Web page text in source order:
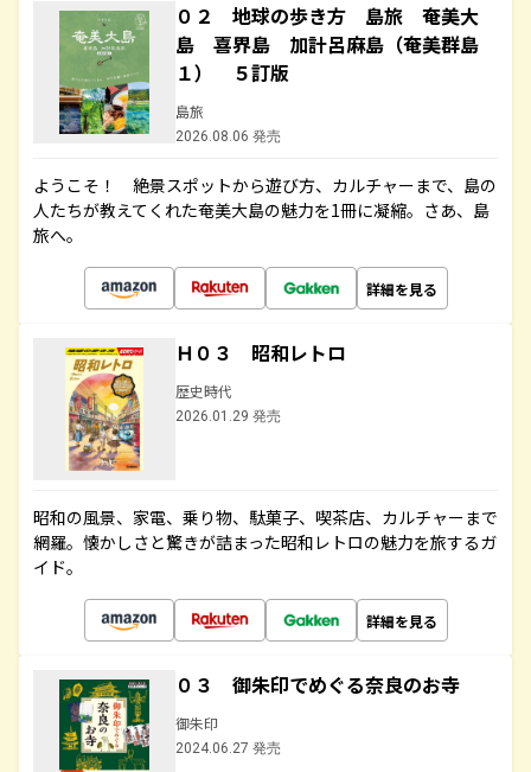
０２ 地球の歩き方 島旅 奄美大
島 喜界島 加計呂麻島（奄美群島
１） ５訂版
島旅
2026.08.06 発売
ようこそ！ 絶景スポットから遊び方、カルチャーまで、島の
人たちが教えてくれた奄美大島の魅力を1冊に凝縮。さあ、島
旅へ。
詳細を見る
Ｈ０３ 昭和レトロ
歴史時代
2026.01.29 発売
昭和の風景、家電、乗り物、駄菓子、喫茶店、カルチャーまで
網羅。懐かしさと驚きが詰まった昭和レトロの魅力を旅するガ
イド。
詳細を見る
０３ 御朱印でめぐる奈良のお寺
御朱印
2024.06.27 発売